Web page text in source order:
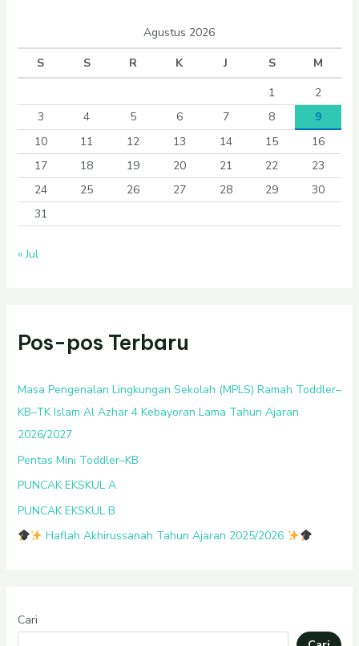
Agustus 2026
S
S R K J S
M
1
2
3
4 5 6 7 8
9
10
11 12 13 14 15
16
17
18 19 20 21 22
23
24
25 26 27 28 29
30
31
« Jul
Pos-pos Terbaru
Masa Pengenalan Lingkungan Sekolah (MPLS) Ramah Toddler–
KB–TK Islam Al Azhar 4 Kebayoran Lama Tahun Ajaran
2026/2027
Pentas Mini Toddler–KB
PUNCAK EKSKUL A
PUNCAK EKSKUL B
Haflah Akhirussanah Tahun Ajaran 2025/2026
Cari